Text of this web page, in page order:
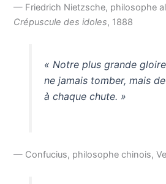
— Friedrich Nietzsche, philosophe
Crépuscule des idoles, 1888
« Notre plus grande gloire
ne jamais tomber, mais
à chaque chute. »
— Confucius, philosophe chinois,